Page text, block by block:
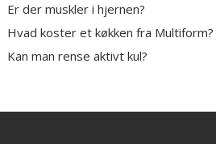
Er der muskler i hjernen?
Hvad koster et køkken fra Multiform?
Kan man rense aktivt kul?